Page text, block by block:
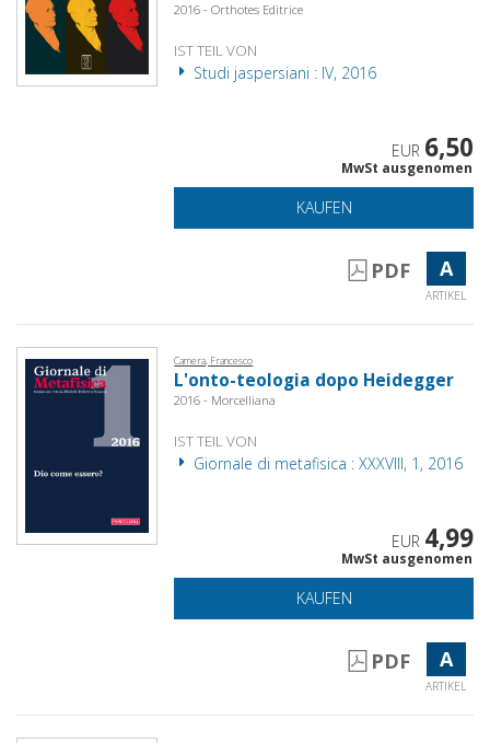
2016 - Orthotes Editrice
IST TEIL VON
Studi jaspersiani : IV, 2016
EUR 6,50
MwSt ausgenomen
KAUFEN
PDF A
ARTIKEL
Camera, Francesco
L'onto-teologia dopo Heidegger
2016 - Morcelliana
IST TEIL VON
Giornale di metafisica : XXXVIII, 1, 2016
EUR 4,99
MwSt ausgenomen
KAUFEN
PDF A
ARTIKEL